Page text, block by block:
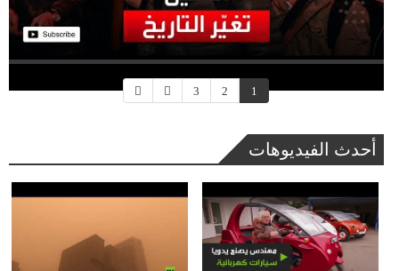
1
2
3
أحدث الفيديوهات